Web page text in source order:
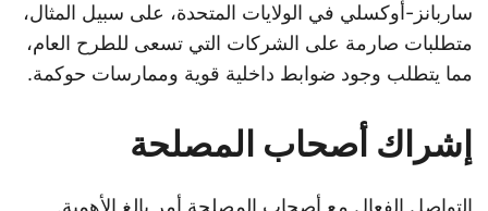
ساربانز-أوكسلي في الولايات المتحدة، على سبيل المثال،
متطلبات صارمة على الشركات التي تسعى للطرح العام،
مما يتطلب وجود ضوابط داخلية قوية وممارسات حوكمة.
إشراك أصحاب المصلحة
التواصل الفعال مع أصحاب المصلحة أمر بالغ الأهمية.